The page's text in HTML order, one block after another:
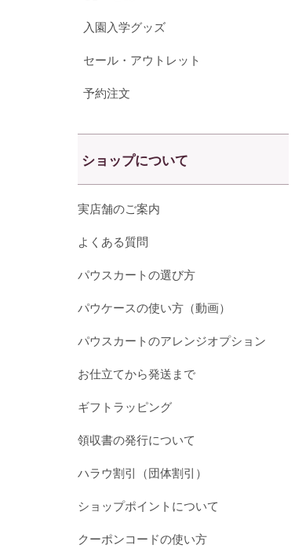
入園入学グッズ
セール・アウトレット
予約注文
ショップについて
実店舗のご案内
よくある質問
パウスカートの選び方
パウケースの使い方（動画）
パウスカートのアレンジオプション
お仕立てから発送まで
ギフトラッピング
領収書の発行について
ハラウ割引（団体割引）
ショップポイントについて
クーポンコードの使い方